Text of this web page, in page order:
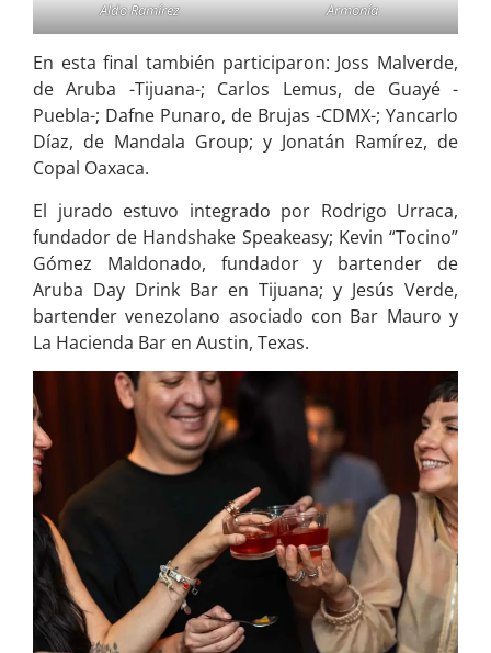
Aldo Ramírez Armonía
En esta final también participaron: Joss Malverde,
de Aruba -Tijuana-; Carlos Lemus, de Guayé -
Puebla-; Dafne Punaro, de Brujas -CDMX-; Yancarlo
Díaz, de Mandala Group; y Jonatán Ramírez, de
Copal Oaxaca.
El jurado estuvo integrado por Rodrigo Urraca,
fundador de Handshake Speakeasy; Kevin “Tocino”
Gómez Maldonado, fundador y bartender de
Aruba Day Drink Bar en Tijuana; y Jesús Verde,
bartender venezolano asociado con Bar Mauro y
La Hacienda Bar en Austin, Texas.